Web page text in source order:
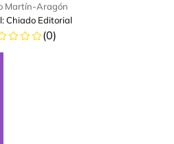
Martín-Aragón
Chiado Editorial
(0)